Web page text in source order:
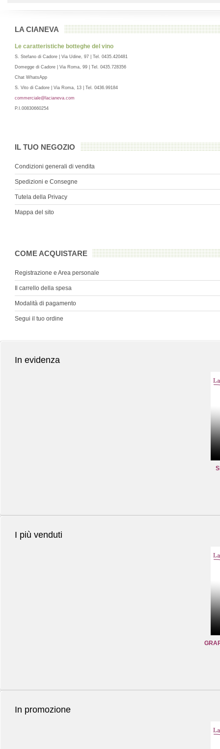
LA CIANEVA
Le caratteristiche botteghe del vino
S. Stefano di Cadore | Via Udine, 97 | Tel. 0435.420481
Domegge di Cadore | Via Roma, 99 | Tel. 0435.728356
Chat WhatsApp
S. Vito di Cadore | Via Roma, 13 | Tel. 0436.99184
commerciale@lacianeva.com
P.I.00830660254
IL TUO NEGOZIO
Condizioni generali di vendita
Spedizioni e Consegne
Tutela della Privacy
Mappa del sito
COME ACQUISTARE
Registrazione e Area personale
Il carrello della spesa
Modalità di pagamento
Segui il tuo ordine
In evidenza
I più venduti
In promozione